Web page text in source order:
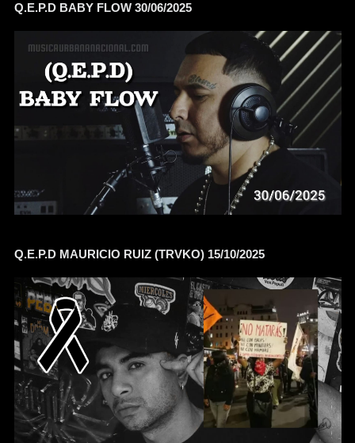
Q.E.P.D BABY FLOW 30/06/2025
Q.E.P.D MAURICIO RUIZ (TRVKO) 15/10/2025